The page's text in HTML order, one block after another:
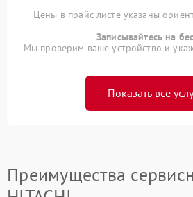
Цены в прайс-листе указаны
Записывайтесь на
Мы проверим ваше устройство и
Показать все
Преимущества